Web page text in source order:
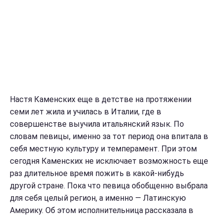
Настя Каменских еще в детстве на протяжении
семи лет жила и училась в Италии, где в
совершенстве выучила итальянский язык. По
словам певицы, именно за тот период она впитала в
себя местную культуру и темперамент. При этом
сегодня Каменских не исключает возможность еще
раз длительное время пожить в какой-нибудь
другой стране. Пока что певица обобщенно выбрала
для себя целый регион, а именно — Латинскую
Америку. Об этом исполнительница рассказала в